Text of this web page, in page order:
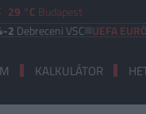
29 °C Budapest
VSC UEFA EURÓPA
KALKULÁTOR